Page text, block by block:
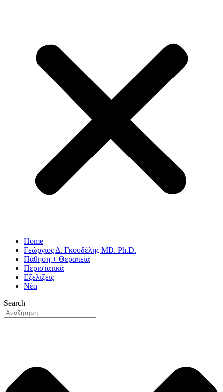
Home
Γεώργιος Δ. Γκουδέλης MD. Ph.D.
Πάθηση + Θεραπεία
Περιστατικά
Εξελίξεις
Νέα
Search